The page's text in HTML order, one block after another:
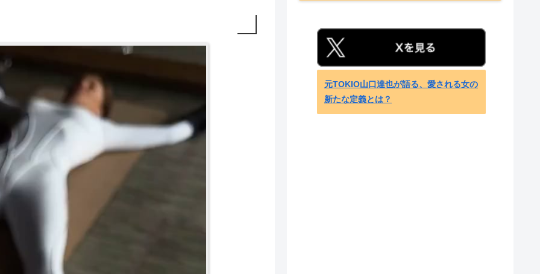
元TOKIO山口達也が語る、愛される女の
新たな定義とは？